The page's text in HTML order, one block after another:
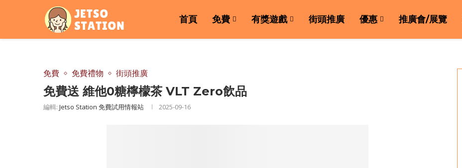
首頁 免費 有獎遊戲 街頭推廣 優惠 推廣會/展覽
免費 免費禮物 街頭推廣
免費送 維他0糖檸檬茶 VLT Zero飲品
編輯: Jetso Station 免費試用情報站 2025-09-16